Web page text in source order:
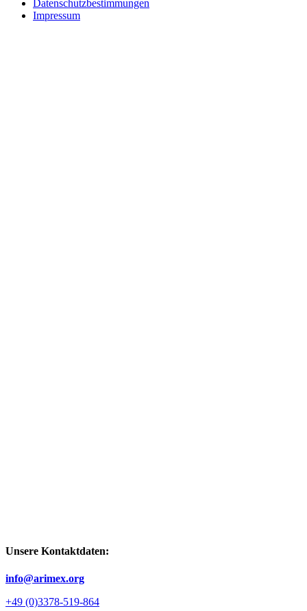
Datenschutzbestimmungen
Impressum
Unsere Kontaktdaten:
info@arimex.org
+49 (0)3378-519-864